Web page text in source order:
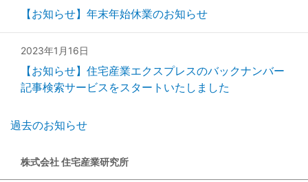
【お知らせ】年末年始休業のお知らせ
2023年1月16日
【お知らせ】住宅産業エクスプレスのバックナンバー
記事検索サービスをスタートいたしました
過去のお知らせ
株式会社 住宅産業研究所